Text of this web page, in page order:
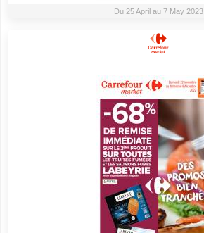
Du 25 April au 7 May 2023